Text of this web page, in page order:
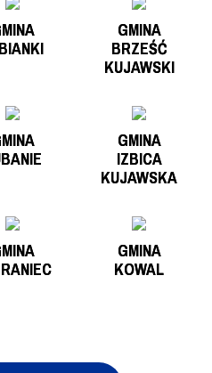
GMINA
BRZEŚĆ
KUJAWSKI
GMINA
IZBICA
KUJAWSKA
GMINA
KOWAL